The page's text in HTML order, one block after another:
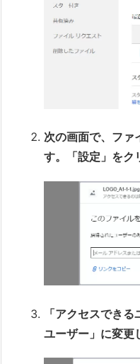
次の画面で、ファ
す。「設定」をク
「アクセスでき
ユーザー」に変更